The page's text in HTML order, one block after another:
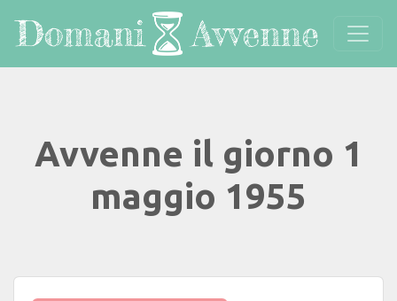
Avvenne il giorno 1
maggio 1955